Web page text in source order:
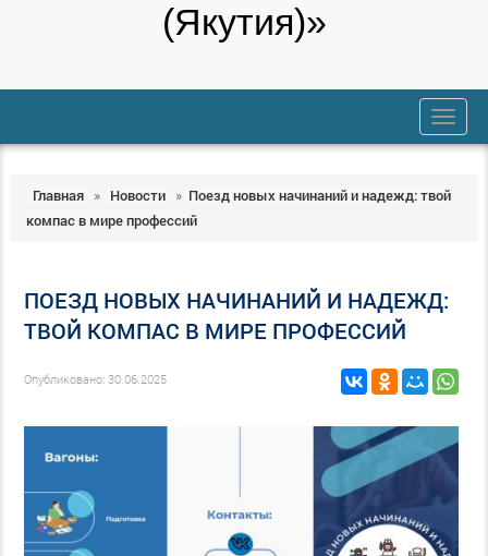
(Якутия)»
trk
Главная » Новости » Поезд новых начинаний и надежд: твой
компас в мире профессий
ПОЕЗД НОВЫХ НАЧИНАНИЙ И НАДЕЖД:
ТВОЙ КОМПАС В МИРЕ ПРОФЕССИЙ
Опубликовано: 30.06.2025